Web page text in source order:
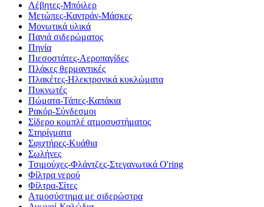
Λέβητες-Μπόιλερ
Μετώπες-Καντράν-Μάσκες
Μονωτικά υλικά
Πανιά σιδερώματος
Πηνία
Πιεσοστάτες-Αεροπαγίδες
Πλάκες θερμαντικές
Πλακέτες-Ηλεκτρονικά κυκλώματα
Πυκνωτές
Πώματα-Τάπες-Καπάκια
Ρακόρ-Σύνδεσμοι
Σίδερο κομπλέ ατμοσυστήματος
Στηρίγματα
Σφιχτήρες-Κυάθια
Σωλήνες
Τσιμούχες-Φλάντζες-Στεγανωτικά O'ring
Φίλτρα νερού
Φίλτρα-Σίτες
Ατμοσύστημα με σιδερώστρα